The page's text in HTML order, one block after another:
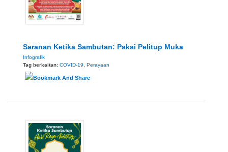
Saranan Ketika Sambutan: Pakai Pelitup Muka
Infografik
Tag berkaitan: COVID-19 Perayaan